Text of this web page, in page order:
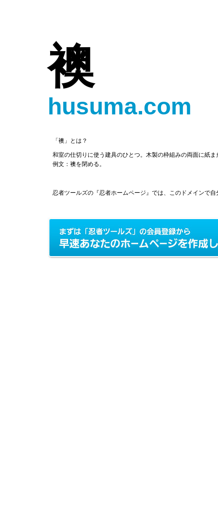
襖
husuma.com
「襖」とは？
和室の仕切りに使う建具のひとつ。木製の枠組みの両面に紙
例文：襖を閉める。
忍者ツールズの『忍者ホームページ』では、このドメインで